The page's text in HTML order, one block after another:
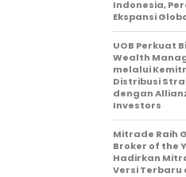
Indonesia,
Ekspansi
UOB Perkuat
Wealth
melalui
Distribusi
dengan
Investors
Mitrade Raih
Broker of the
Hadirkan
Versi Terbaru